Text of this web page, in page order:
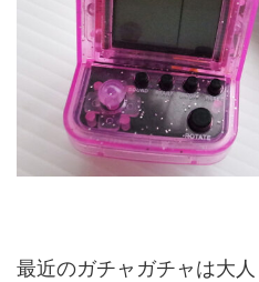
最近のガチャガチャは大